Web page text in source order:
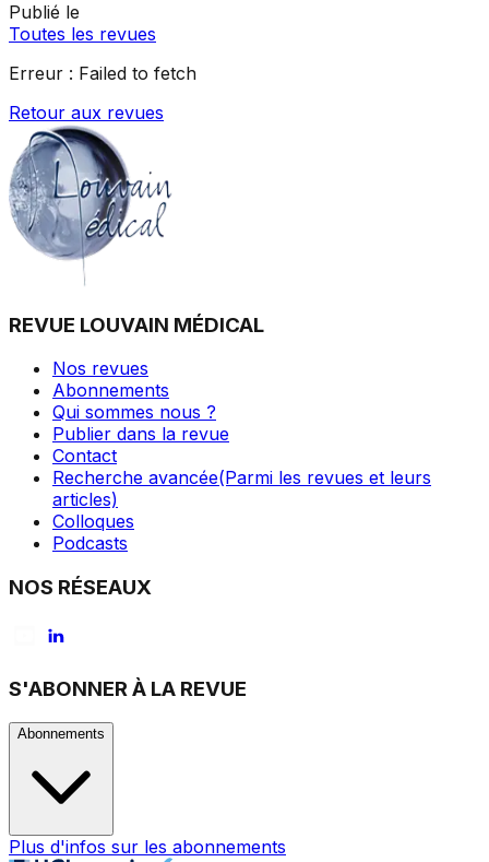
Publié le
Toutes les revues
Erreur : Failed to fetch
Retour aux revues
REVUE LOUVAIN MÉDICAL
Nos revues
Abonnements
Qui sommes nous ?
Publier dans la revue
Contact
Recherche avancée(Parmi les revues et leurs
articles)
Colloques
Podcasts
NOS RÉSEAUX
S'ABONNER À LA REVUE
Abonnements
Plus d'infos sur les abonnements